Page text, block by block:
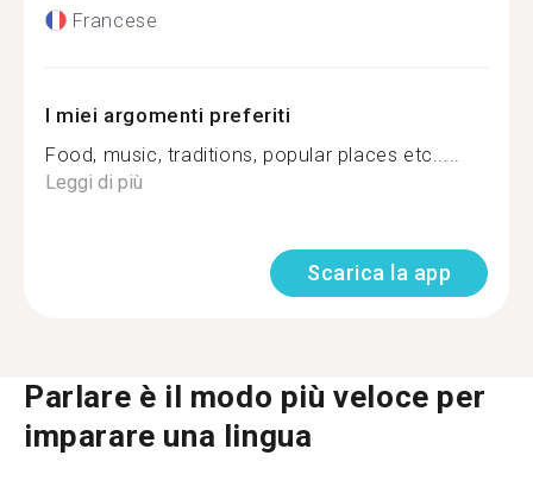
Francese
I miei argomenti preferiti
Food, music, traditions, popular places etc.....
Leggi di più
Scarica la app
Parlare è il modo più veloce per
imparare una lingua